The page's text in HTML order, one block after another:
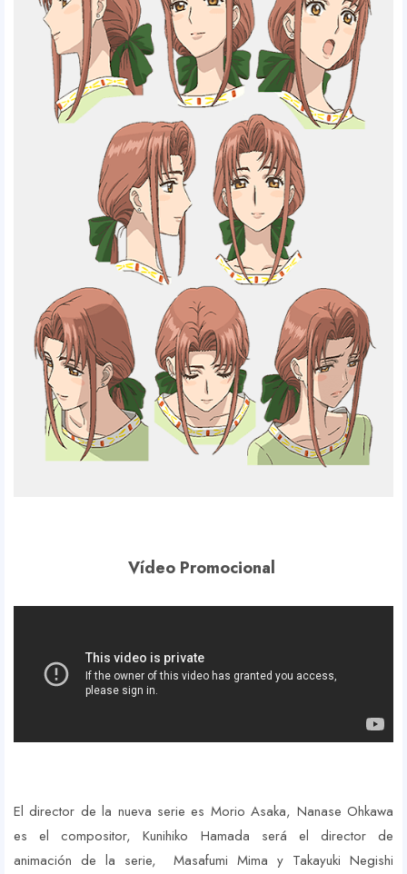
Vídeo Promocional
El director de la nueva serie es Morio Asaka, Nanase Ohkawa
es el compositor, Kunihiko Hamada será el director de
animación de la serie, Masafumi Mima y Takayuki Negishi